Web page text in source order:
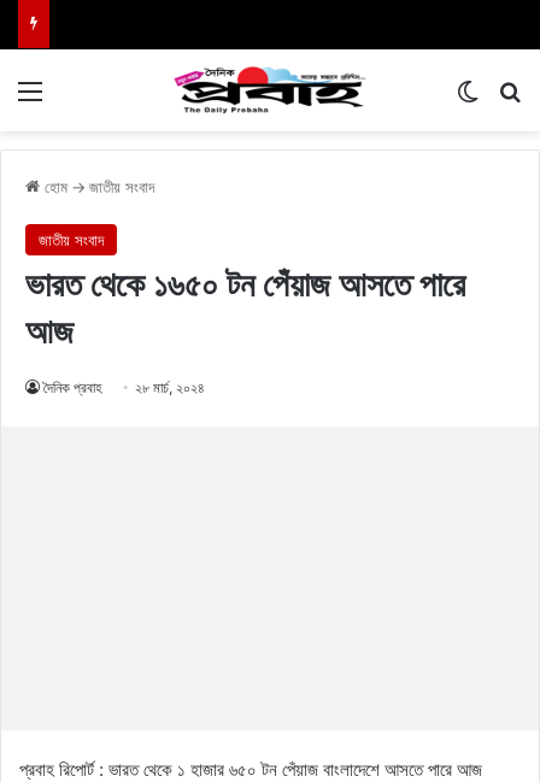
হোম → জাতীয় সংবাদ
জাতীয় সংবাদ
ভারত থেকে ১৬৫০ টন পেঁয়াজ আসতে পারে
আজ
দৈনিক প্রবাহ ২৮ মার্চ, ২০২৪
প্রবাহ রিপোর্ট : ভারত থেকে ১ হাজার ৬৫০ টন পেঁয়াজ বাংলাদেশে আসতে পারে আজ